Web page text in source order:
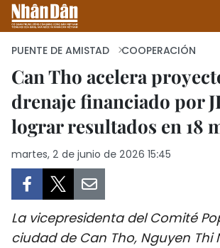
INICIO
POLÍTICA
SALUD - MEDIO
PUENTE DE AMISTAD COOPERACIÓN
Can Tho acelera
drenaje financiado por
lograr resultados en 18
martes, 2 de junio de 2026 15:45
La vicepresidenta del Comité
ciudad de Can Tho, Nguyen Thi